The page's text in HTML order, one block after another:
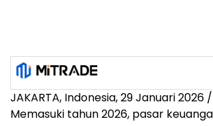
JAKARTA, Indonesia, 29 Januari
Memasuki tahun 2026, pasar